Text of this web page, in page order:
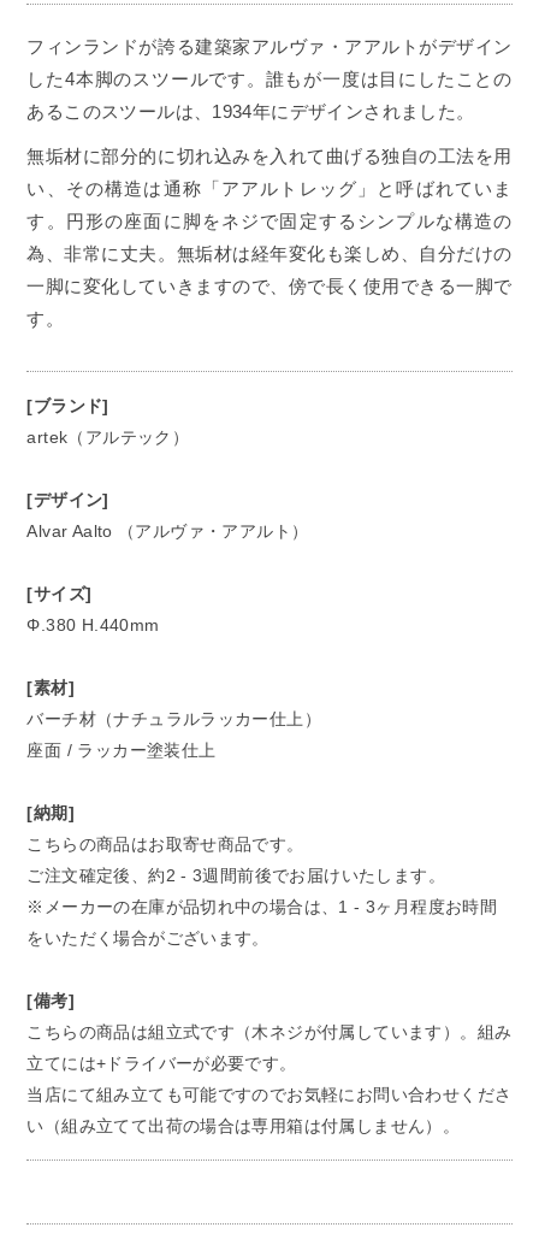
フィンランドが誇る建築家アルヴァ・アアルトがデザイン
した4本脚のスツールです。誰もが一度は目にしたことの
あるこのスツールは、1934年にデザインされました。
無垢材に部分的に切れ込みを入れて曲げる独自の工法を用
い、その構造は通称「アアルトレッグ」と呼ばれていま
す。円形の座面に脚をネジで固定するシンプルな構造の
為、非常に丈夫。無垢材は経年変化も楽しめ、自分だけの
一脚に変化していきますので、傍で長く使用できる一脚で
す。
[ブランド]
artek（アルテック）
[デザイン]
Alvar Aalto （アルヴァ・アアルト）
[サイズ]
Φ.380 H.440mm
[素材]
バーチ材（ナチュラルラッカー仕上）
座面 / ラッカー塗装仕上
[納期]
こちらの商品はお取寄せ商品です。
ご注文確定後、約2 - 3週間前後でお届けいたします。
※メーカーの在庫が品切れ中の場合は、1 - 3ヶ月程度お時間
をいただく場合がございます。
[備考]
こちらの商品は組立式です（木ネジが付属しています）。組み
立てには+ドライバーが必要です。
当店にて組み立ても可能ですのでお気軽にお問い合わせくださ
い（組み立てて出荷の場合は専用箱は付属しません）。